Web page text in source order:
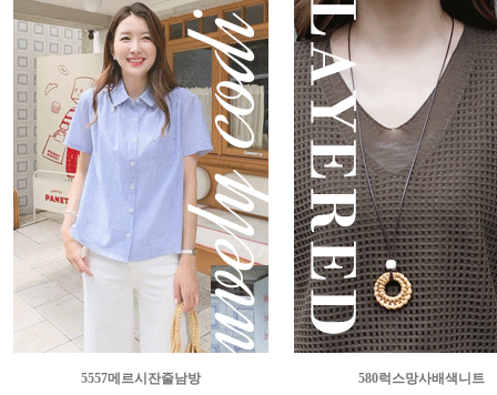
5557메르시잔줄남방
580럭스망사배색니트